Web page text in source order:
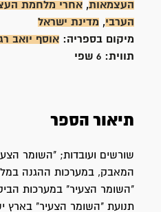
העצמאות, אחרי מלחמת
הערבי, מדינת ישראל
מיקום בספריה: אוסף יואב
תווית: 6 שפי
תיאור הספר
המאבק, במערכות ההגנה
"השומר הצעיר" במערכות
תנועת "השומר הצעיר" בארץ